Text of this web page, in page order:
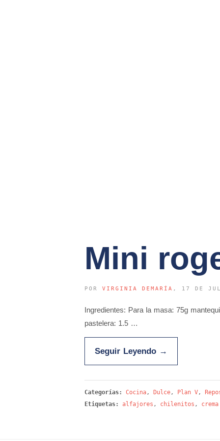
Mini
POR VIRGINIA DEMARÍA , 17 DE
Ingredientes: Para la masa: 75g
pastelera: 1.5 …
Seguir Leyendo →
Categorías: Cocina , Dulce , Plan V ,
Etiquetas:
alfajores , chilenitos ,